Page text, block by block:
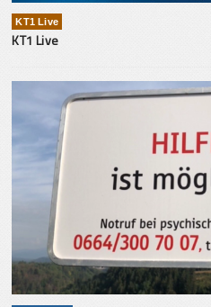
KT1 Live
KT1 Live